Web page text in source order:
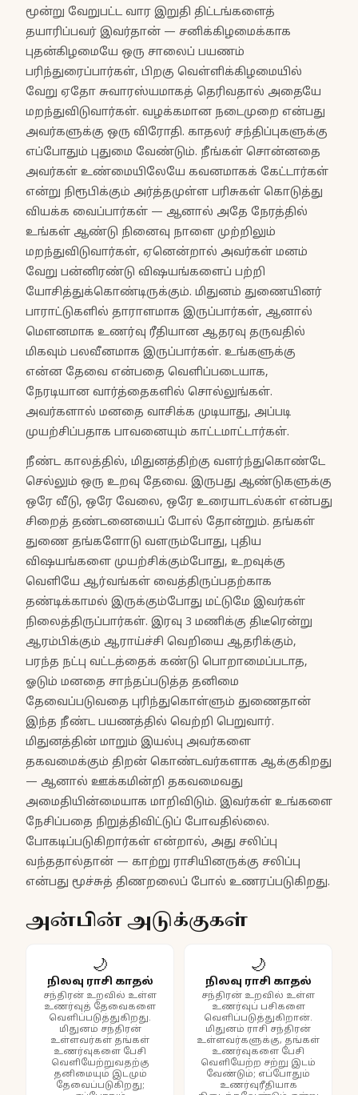
மூன்று வேறுபட்ட வார இறுதி திட்டங்களைத்
தயாரிப்பவர் இவர்தான் — சனிக்கிழமைக்காக
புதன்கிழமையே ஒரு சாலைப் பயணம்
பரிந்துரைப்பார்கள், பிறகு வெள்ளிக்கிழமையில்
வேறு ஏதோ சுவாரஸ்யமாகத் தெரிவதால் அதையே
மறந்துவிடுவார்கள். வழக்கமான நடைமுறை என்பது
அவர்களுக்கு ஒரு விரோதி. காதலர் சந்திப்புகளுக்கு
எப்போதும் புதுமை வேண்டும். நீங்கள் சொன்னதை
அவர்கள் உண்மையிலேயே கவனமாகக் கேட்டார்கள்
என்று நிரூபிக்கும் அர்த்தமுள்ள பரிசுகள் கொடுத்து
வியக்க வைப்பார்கள் — ஆனால் அதே நேரத்தில்
உங்கள் ஆண்டு நினைவு நாளை முற்றிலும்
மறந்துவிடுவார்கள், ஏனென்றால் அவர்கள் மனம்
வேறு பன்னிரண்டு விஷயங்களைப் பற்றி
யோசித்துக்கொண்டிருக்கும். மிதுனம் துணையினர்
பாராட்டுகளில் தாராளமாக இருப்பார்கள், ஆனால்
மௌனமாக உணர்வு ரீதியான ஆதரவு தருவதில்
மிகவும் பலவீனமாக இருப்பார்கள். உங்களுக்கு
என்ன தேவை என்பதை வெளிப்படையாக,
நேரடியான வார்த்தைகளில் சொல்லுங்கள்.
அவர்களால் மனதை வாசிக்க முடியாது, அப்படி
முயற்சிப்பதாக பாவனையும் காட்டமாட்டார்கள்.
நீண்ட காலத்தில், மிதுனத்திற்கு வளர்ந்துகொண்டே
செல்லும் ஒரு உறவு தேவை. இருபது ஆண்டுகளுக்கு
ஒரே வீடு, ஒரே வேலை, ஒரே உரையாடல்கள் என்பது
சிறைத் தண்டனையைப் போல் தோன்றும். தங்கள்
துணை தங்களோடு வளரும்போது, புதிய
விஷயங்களை முயற்சிக்கும்போது, உறவுக்கு
வெளியே ஆர்வங்கள் வைத்திருப்பதற்காக
தண்டிக்காமல் இருக்கும்போது மட்டுமே இவர்கள்
நிலைத்திருப்பார்கள். இரவு 3 மணிக்கு திடீரென்று
ஆரம்பிக்கும் ஆராய்ச்சி வெறியை ஆதரிக்கும்,
பரந்த நட்பு வட்டத்தைக் கண்டு பொறாமைப்படாத,
ஓடும் மனதை சாந்தப்படுத்த தனிமை
தேவைப்படுவதை புரிந்துகொள்ளும் துணைதான்
இந்த நீண்ட பயணத்தில் வெற்றி பெறுவார்.
மிதுனத்தின் மாறும் இயல்பு அவர்களை
தகவமைக்கும் திறன் கொண்டவர்களாக ஆக்குகிறது
— ஆனால் ஊக்கமின்றி தகவமைவது
அமைதியின்மையாக மாறிவிடும். இவர்கள் உங்களை
நேசிப்பதை நிறுத்திவிட்டுப் போவதில்லை.
போகடிப்படுகிறார்கள் என்றால், அது சலிப்பு
வந்ததால்தான் — காற்று ராசியினருக்கு சலிப்பு
என்பது மூச்சுத் திணறலைப் போல் உணரப்படுகிறது.
அன்பின் அடுக்குகள்
🌙
நிலவு ராசி காதல்
சந்திரன் உறவில் உள்ள
உணர்வுத் தேவைகளை
வெளிப்படுத்துகிறது.
மிதுனம் சந்திரன்
உள்ளவர்கள் தங்கள்
உணர்வுகளை பேசி
வெளியேற்றுவதற்கு
தனிமையும் இடமும்
தேவைப்படுகிறது;
🌙
நிலவு ராசி காதல்
சந்திரன் உறவில் உள்ள
உணர்வுப் பசிகளை
வெளிப்படுத்துகிறான்.
மிதுனம் ராசி சந்திரன்
உள்ளவர்களுக்கு, தங்கள்
உணர்வுகளை பேசி
வெளியேற்ற சற்று இடம்
வேண்டும்; எப்போதும்
உணர்வுரீதியாக